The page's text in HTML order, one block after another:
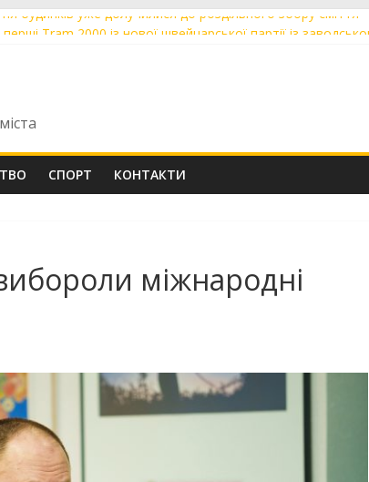
будинків уже долучилися до роздільного збору сміття
у Вінниці навчали діяти в надзвичайних ситуаціях
взялися за ремонт дахів трьох будинків із ОСББ
СПОРТ КОНТАКТИ
міжнародні